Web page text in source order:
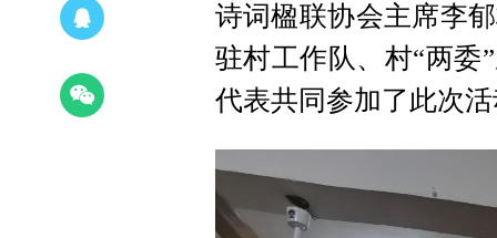
诗词楹联协会主席李
驻村工作队、村“两委
代表共同参加了此次